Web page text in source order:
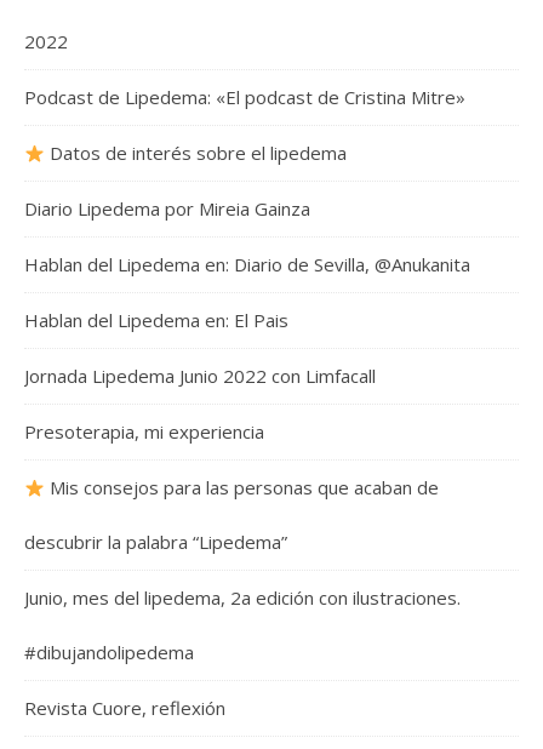
2022
Podcast de Lipedema: «El podcast de Cristina Mitre»
Datos de interés sobre el lipedema
Diario Lipedema por Mireia Gainza
Hablan del Lipedema en: Diario de Sevilla, @Anukanita
Hablan del Lipedema en: El Pais
Jornada Lipedema Junio 2022 con Limfacall
Presoterapia, mi experiencia
Mis consejos para las personas que acaban de
descubrir la palabra “Lipedema”
Junio, mes del lipedema, 2a edición con ilustraciones.
#dibujandolipedema
Revista Cuore, reflexión